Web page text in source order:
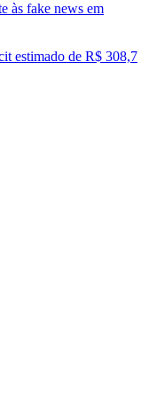
às fake news em
estimado de R$ 308,7